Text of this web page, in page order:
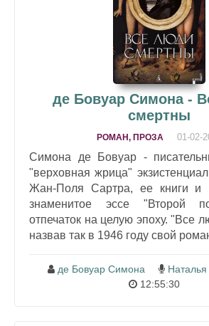
де Бовуар Симона -
смертны
РОМАН, ПРОЗА 01-02-
Симона де Бовуар -
"верховная жрица"
Жан-Поля Сартра, ее книги и
знаменитое эссе "Второй
отпечаток на целую эпоху. "Все
назвав так в 1946 году свой
де Бовуар Симона
12:55:30